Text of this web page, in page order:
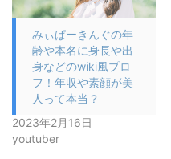
みぃぱーきんぐの年
齢や本名に身長や出
身などのwiki風プロ
フ！年収や素顔が美
人って本当？
2023年2月16日
youtuber